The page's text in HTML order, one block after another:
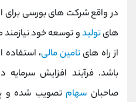
در واقع شرکت های بورسی برای
هایتولیدو توسعه خود
از راه هایتامین مالی،
باشد. فرآیند افزایش سرمایه
صاحبان سهام تصویب شده و